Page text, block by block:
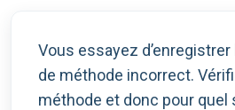
Vous essayez
de méthode incorrect.
méthode et donc pour quel